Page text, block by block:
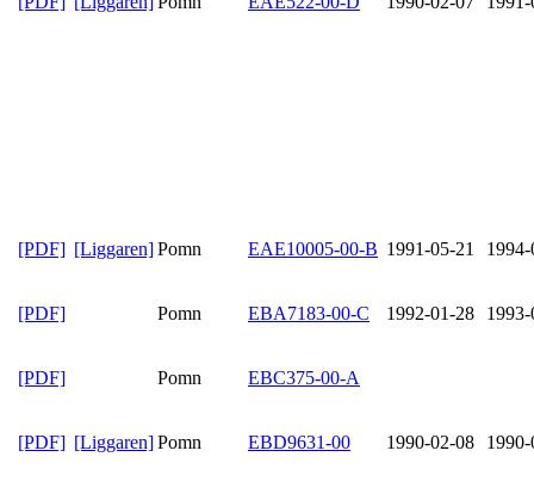
[PDF] [Liggaren]Pomn EAE10005-00-B 1991-05-21
[PDF] Pomn EBA7183-00-C 1992-01-28
[PDF] Pomn EBC375-00-A
[PDF] [Liggaren]Pomn EBD9631-00 1990-02-08